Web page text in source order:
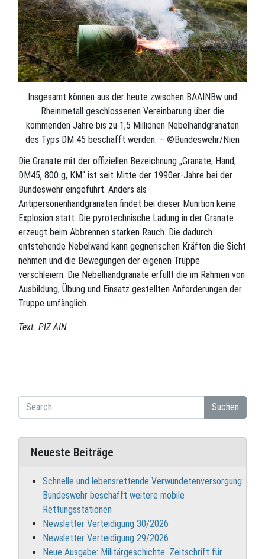
Insgesamt können aus der heute zwischen BAAINBw und
Rheinmetall geschlossenen Vereinbarung über die
kommenden Jahre bis zu 1,5 Millionen Nebelhandgranaten
des Typs DM 45 beschafft werden. – ©Bundeswehr/Nien
Die Granate mit der offiziellen Bezeichnung „Granate, Hand,
DM45, 800 g, KM“ ist seit Mitte der 1990er-Jahre bei der
Bundeswehr eingeführt. Anders als
Antipersonenhandgranaten findet bei dieser Munition keine
Explosion statt. Die pyrotechnische Ladung in der Granate
erzeugt beim Abbrennen starken Rauch. Die dadurch
entstehende Nebelwand kann gegnerischen Kräften die Sicht
nehmen und die Bewegungen der eigenen Truppe
verschleiern. Die Nebelhandgranate erfüllt die im Rahmen von
Ausbildung, Übung und Einsatz gestellten Anforderungen der
Truppe umfänglich.
Text: PIZ AIN
Suchen
Neueste Beiträge
Schnelle und lebensrettende Verwundetenversorgung:
Bundeswehr beschafft weitere mobile
Rettungsstationen
Newsletter Verteidigung 30/2026
Newsletter Verteidigung 29/2026
Neue Ausgabe: Militärgeschichte. Zeitschrift für